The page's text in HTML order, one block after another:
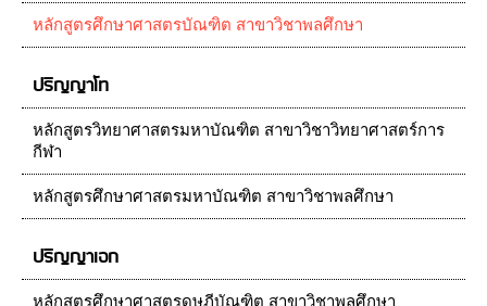
หลักสูตรศึกษาศาสตรบัณฑิต สาขาวิชาพลศึกษา
ปริญญาโท
หลักสูตรวิทยาศาสตรมหาบัณฑิต สาขาวิชาวิทยาศาสตร์การ
กีฬา
หลักสูตรศึกษาศาสตรมหาบัณฑิต สาขาวิชาพลศึกษา
ปริญญาเอก
หลักสูตรศึกษาศาสตรดุษฎีบัณฑิต สาขาวิชาพลศึกษา